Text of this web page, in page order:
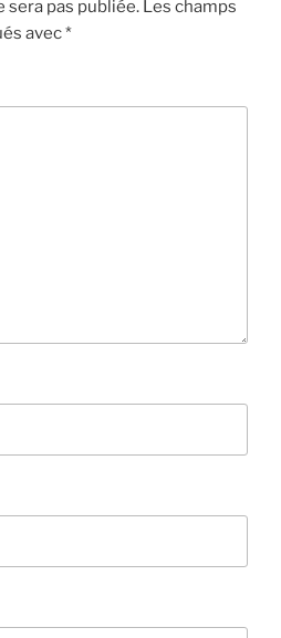
sera pas publiée. Les champs
avec*